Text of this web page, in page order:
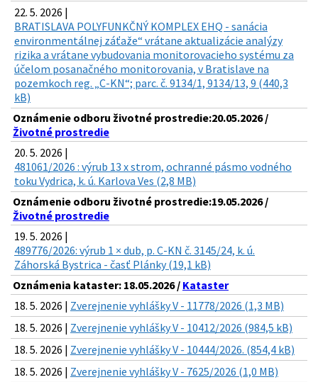
22. 5. 2026 |
BRATISLAVA POLYFUNKČNÝ KOMPLEX EHQ - sanácia
environmentálnej záťaže“ vrátane aktualizácie analýzy
rizika a vrátane vybudovania monitorovacieho systému za
účelom posanačného monitorovania, v Bratislave na
pozemkoch reg. „C-KN“; parc. č. 9134/1, 9134/13, 9 (440,3
kB)
Oznámenie odboru životné prostredie:20.05.2026 /
Životné prostredie
20. 5. 2026 |
481061/2026 : výrub 13 x strom, ochranné pásmo vodného
toku Vydrica, k. ú. Karlova Ves (2,8 MB)
Oznámenie odboru životné prostredie:19.05.2026 /
Životné prostredie
19. 5. 2026 |
489776/2026: výrub 1 × dub, p. C-KN č. 3145/24, k. ú.
Záhorská Bystrica - časť Plánky (19,1 kB)
Oznámenia kataster: 18.05.2026 / Kataster
18. 5. 2026 | Zverejnenie vyhlášky V - 11778/2026 (1,3 MB)
18. 5. 2026 | Zverejnenie vyhlášky V - 10412/2026 (984,5 kB)
18. 5. 2026 | Zverejnenie vyhlášky V - 10444/2026. (854,4 kB)
18. 5. 2026 | Zverejnenie vyhlášky V - 7625/2026 (1,0 MB)